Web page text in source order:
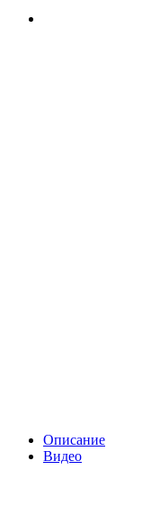
Описание
Видео